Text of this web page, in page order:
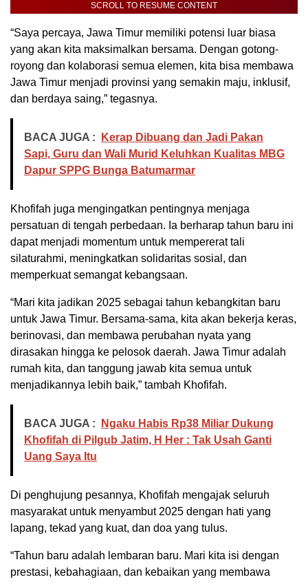
SCROLL TO RESUME CONTENT
“Saya percaya, Jawa Timur memiliki potensi luar biasa
yang akan kita maksimalkan bersama. Dengan gotong-
royong dan kolaborasi semua elemen, kita bisa membawa
Jawa Timur menjadi provinsi yang semakin maju, inklusif,
dan berdaya saing,” tegasnya.
BACA JUGA :
Kerap Dibuang dan Jadi Pakan
Sapi, Guru dan Wali Murid Keluhkan Kualitas MBG
Dapur SPPG Bunga Batumarmar
Khofifah juga mengingatkan pentingnya menjaga
persatuan di tengah perbedaan. Ia berharap tahun baru ini
dapat menjadi momentum untuk mempererat tali
silaturahmi, meningkatkan solidaritas sosial, dan
memperkuat semangat kebangsaan.
“Mari kita jadikan 2025 sebagai tahun kebangkitan baru
untuk Jawa Timur. Bersama-sama, kita akan bekerja keras,
berinovasi, dan membawa perubahan nyata yang
dirasakan hingga ke pelosok daerah. Jawa Timur adalah
rumah kita, dan tanggung jawab kita semua untuk
menjadikannya lebih baik,” tambah Khofifah.
BACA JUGA :
Ngaku Habis Rp38 Miliar Dukung
Khofifah di Pilgub Jatim, H Her : Tak Usah Ganti
Uang Saya Itu
Di penghujung pesannya, Khofifah mengajak seluruh
masyarakat untuk menyambut 2025 dengan hati yang
lapang, tekad yang kuat, dan doa yang tulus.
“Tahun baru adalah lembaran baru. Mari kita isi dengan
prestasi, kebahagiaan, dan kebaikan yang membawa